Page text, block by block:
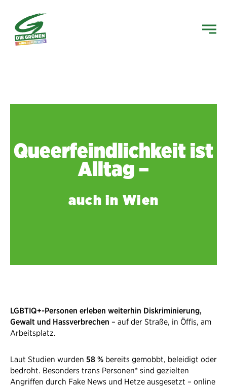
Queerfeindlichkeit ist
Alltag –
auch in Wien
LGBTIQ+-Personen erleben weiterhin Diskriminierung,
Gewalt und Hassverbrechen – auf der Straße, in Öffis, am
Arbeitsplatz.
Laut Studien wurden 58 % bereits gemobbt, beleidigt oder
bedroht. Besonders trans Personen* sind gezielten
Angriffen durch Fake News und Hetze ausgesetzt – online